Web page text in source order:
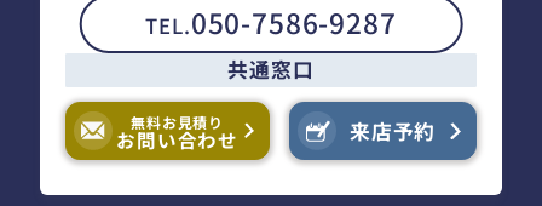
TEL.050-7586-9287
共通窓口
来店予約
無料お見積り
お問い合わせ